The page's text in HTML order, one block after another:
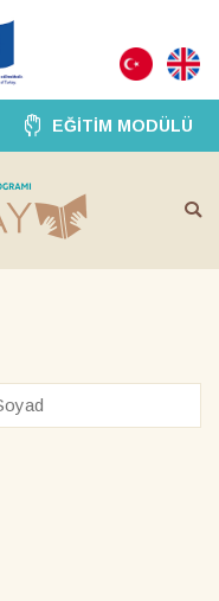
EĞITIM MODÜLÜ